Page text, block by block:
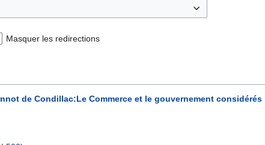
Masquer les redirections
de Condillac:Le Commerce et le gouvernement